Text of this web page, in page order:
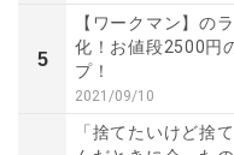
5
【ワークマン】の
化！お値段2500円
プ！
2021/09/10
「捨てたいけど捨